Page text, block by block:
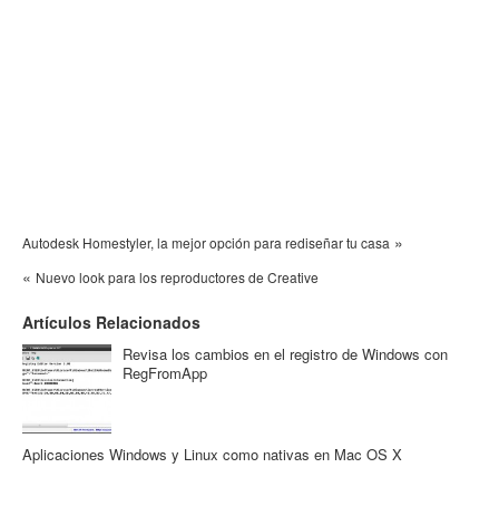
Autodesk Homestyler, la mejor opción para rediseñar tu casa »
« Nuevo look para los reproductores de Creative
Artículos Relacionados
Revisa los cambios en el registro de Windows con
RegFromApp
Aplicaciones Windows y Linux como nativas en Mac OS X